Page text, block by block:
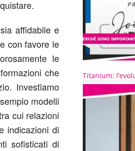
affidabile e
con favore le
le
che
Investiamo
modelli
cui relazioni
indicazioni di
sofisticati di
Titanium: